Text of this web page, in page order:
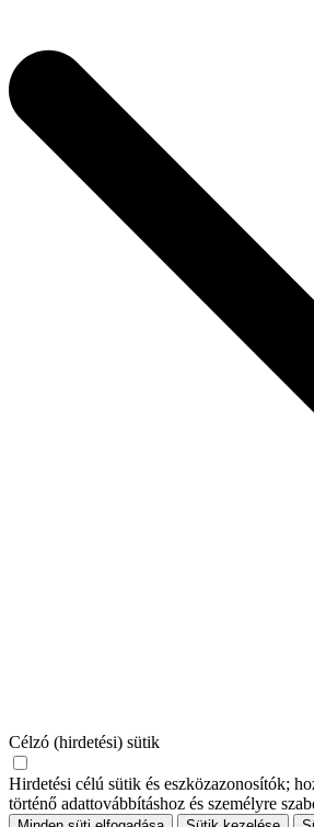
Célzó (hirdetési) sütik
Hirdetési célú sütik és eszközazonosítók;
történő adattovábbításhoz és személyre